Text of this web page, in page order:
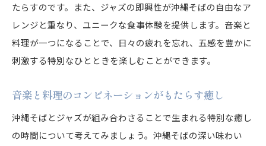
たらすのです。また、ジャズの即興性が沖縄そばの自由なア
レンジと重なり、ユニークな食事体験を提供します。音楽と
料理が一つになることで、日々の疲れを忘れ、五感を豊かに
刺激する特別なひとときを楽しむことができます。
音楽と料理のコンビネーションがもたらす癒し
沖縄そばとジャズが組み合わさることで生まれる特別な癒し
の時間について考えてみましょう。沖縄そばの深い味わい